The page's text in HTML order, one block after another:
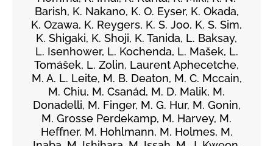
Barish, K. Nakano, K. O. Eyser, K. Okada,
K. Ozawa, K. Reygers, K. S. Joo, K. S. Sim,
K. Shigaki, K. Shoji, K. Tanida, L. Baksay,
L. Isenhower, L. Kochenda, L. Mašek, L.
Tomášek, L. Zolin, Laurent Aphecetche,
M. A. L. Leite, M. B. Deaton, M. C. Mccain,
M. Chiu, M. Csanád, M. D. Malik, M.
Donadelli, M. Finger, M. G. Hur, M. Gonin,
M. Grosse Perdekamp, M. Harvey, M.
Heffner, M. Hohlmann, M. Holmes, M.